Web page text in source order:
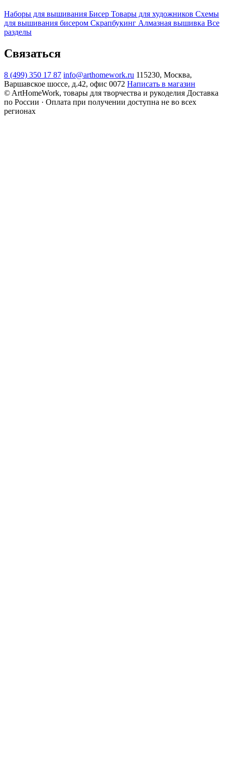
Наборы для вышивания Бисер Товары для художников Схемы
для вышивания бисером Скрапбукинг Алмазная вышивка Все
разделы
Связаться
8 (499) 350 17 87 info@arthomework.ru 115230, Москва,
Варшавское шоссе, д.42, офис 0072 Написать в магазин
© ArtHomeWork, товары для творчества и рукоделия Доставка
по России · Оплата при получении доступна не во всех
регионах